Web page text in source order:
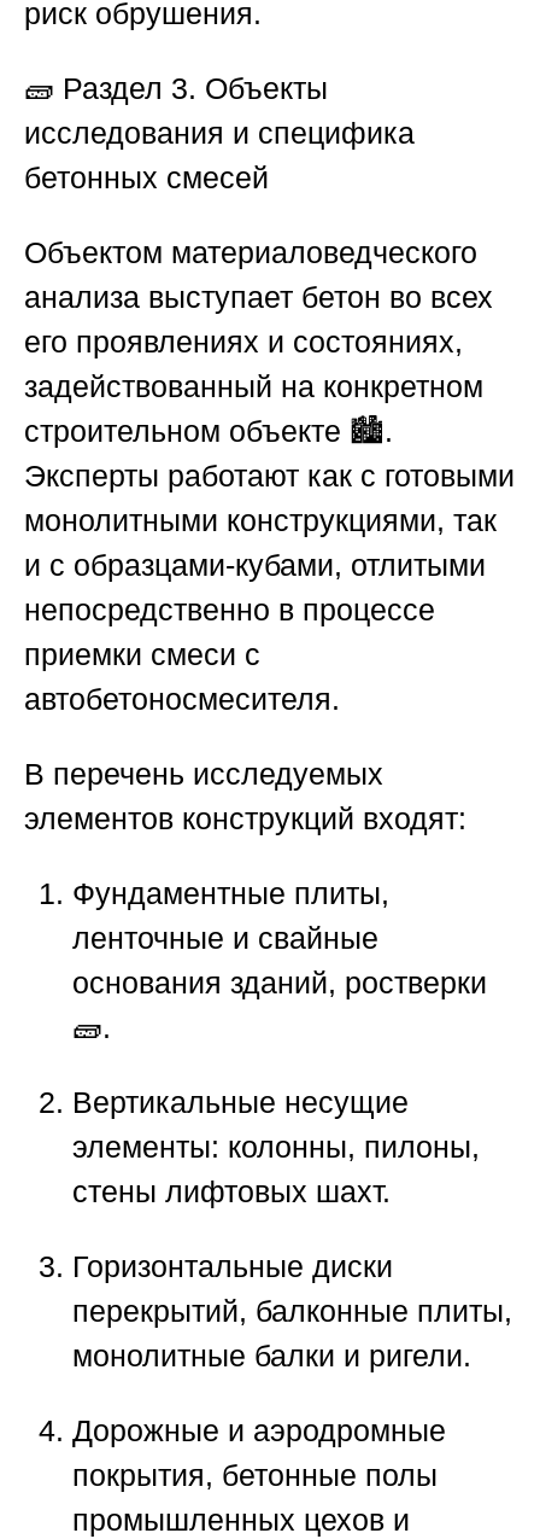
риск обрушения.
🧱 Раздел 3. Объекты
исследования и специфика
бетонных смесей
Объектом материаловедческого
анализа выступает бетон во всех
его проявлениях и состояниях,
задействованный на конкретном
строительном объекте 🏙️.
Эксперты работают как с готовыми
монолитными конструкциями, так
и с образцами-кубами, отлитыми
непосредственно в процессе
приемки смеси с
автобетоносмесителя.
В перечень исследуемых
элементов конструкций входят:
Фундаментные плиты,
ленточные и свайные
основания зданий, ростверки
🧱.
Вертикальные несущие
элементы: колонны, пилоны,
стены лифтовых шахт.
Горизонтальные диски
перекрытий, балконные плиты,
монолитные балки и ригели.
Дорожные и аэродромные
покрытия, бетонные полы
промышленных цехов и